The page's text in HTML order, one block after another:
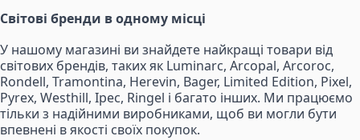
Світові бренди в одному місці
У нашому магазині ви знайдете найкращі товари від
світових брендів, таких як Luminarc, Arcopal, Arcoroc,
Rondell, Tramontina, Herevin, Bager, Limited Edition, Pixel,
Pyrex, Westhill, Ipec, Ringel і багато інших. Ми працюємо
тільки з надійними виробниками, щоб ви могли бути
впевнені в якості своїх покупок.